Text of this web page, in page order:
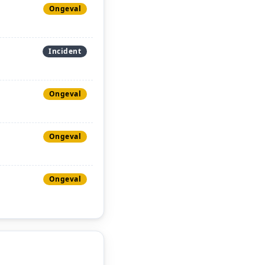
Ongeval
Incident
Ongeval
Ongeval
Ongeval